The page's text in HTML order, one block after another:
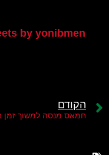
by yonibmen
הקודם